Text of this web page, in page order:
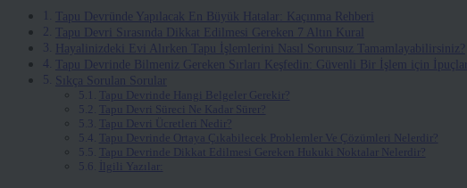
Tapu Devründe Yapılacak En Büyük Hatalar: Kaçınma Rehberi
Tapu Devri Sırasında Dikkat Edilmesi Gereken 7 Altın Kural
Hayalinizdeki Evi Alırken Tapu İşlemlerini Nasıl Sorunsuz Tamamlayabilirsiniz?
Tapu Devrinde Bilmeniz Gereken Sırları Keşfedin: Güvenli Bir İşlem için İpuçları
Sıkça Sorulan Sorular
Tapu Devrinde Hangi Belgeler Gerekir?
Tapu Devri Süreci Ne Kadar Sürer?
Tapu Devri Ücretleri Nedir?
Tapu Devrinde Ortaya Çıkabilecek Problemler Ve Çözümleri Nelerdir?
Tapu Devrinde Dikkat Edilmesi Gereken Hukuki Noktalar Nelerdir?
İlgili Yazılar: